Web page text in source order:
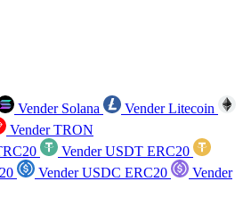
Vender Solana
Vender Litecoin
Vender TRON
Vender USDT ERC20
Vender USDC ERC20
Vender